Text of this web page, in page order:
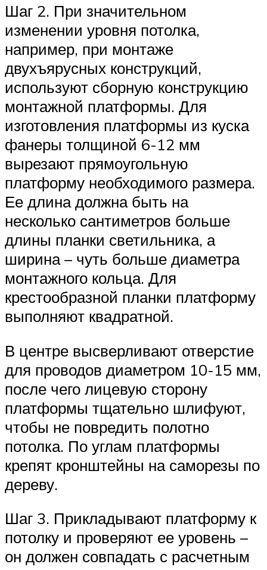
Шаг 2. При значительном
изменении уровня потолка,
например, при монтаже
двухъярусных конструкций,
используют сборную конструкцию
монтажной платформы. Для
изготовления платформы из куска
фанеры толщиной 6-12 мм
вырезают прямоугольную
платформу необходимого размера.
Ее длина должна быть на
несколько сантиметров больше
длины планки светильника, а
ширина – чуть больше диаметра
монтажного кольца. Для
крестообразной планки платформу
выполняют квадратной.
В центре высверливают отверстие
для проводов диаметром 10-15 мм,
после чего лицевую сторону
платформы тщательно шлифуют,
чтобы не повредить полотно
потолка. По углам платформы
крепят кронштейны на саморезы по
дереву.
Шаг 3. Прикладывают платформу к
потолку и проверяют ее уровень –
он должен совпадать с расчетным